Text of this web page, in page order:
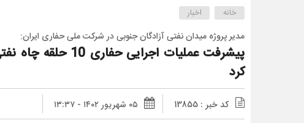
خانه اخبار
مدیر پروژه میدان نفتی آزادگان جنوبی در شرکت ملی حفاری ایران:
کرد
کد خبر : 13855 ۰۵ شهریور ۱۴۰۲ - ۱۳:۳۷